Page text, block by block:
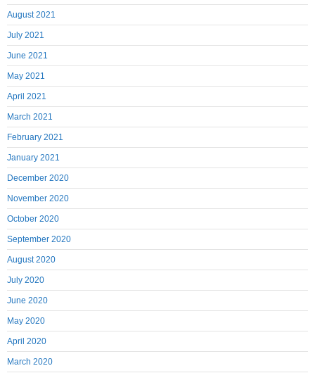
August 2021
July 2021
June 2021
May 2021
April 2021
March 2021
February 2021
January 2021
December 2020
November 2020
October 2020
September 2020
August 2020
July 2020
June 2020
May 2020
April 2020
March 2020